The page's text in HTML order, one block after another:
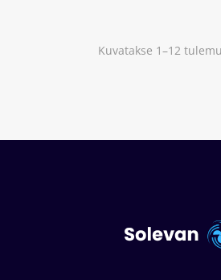
Kuvatakse 1–12